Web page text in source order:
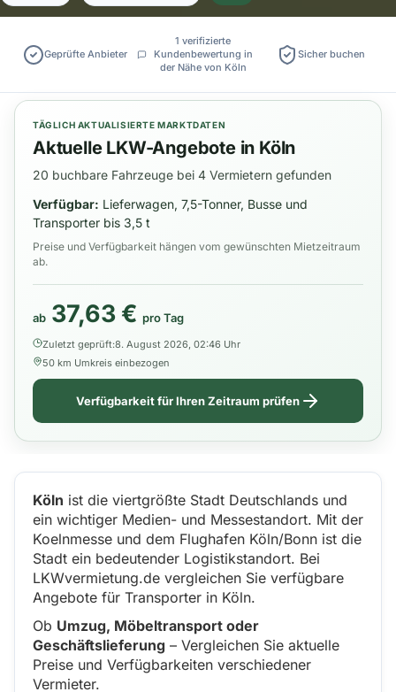
Geprüfte Anbieter
1 verifizierte
Kundenbewertung in
der Nähe von Köln
Sicher buchen
TÄGLICH AKTUALISIERTE MARKTDATEN
Aktuelle LKW-Angebote in Köln
20 buchbare Fahrzeuge bei 4 Vermietern gefunden
Verfügbar: Lieferwagen, 7,5-Tonner, Busse und
Transporter bis 3,5 t
Preise und Verfügbarkeit hängen vom gewünschten Mietzeitraum
ab.
ab 37,63 € pro Tag
Zuletzt geprüft:8. August 2026, 02:46 Uhr
50 km Umkreis einbezogen
Verfügbarkeit für Ihren Zeitraum prüfen
Köln ist die viertgrößte Stadt Deutschlands und
ein wichtiger Medien- und Messestandort. Mit der
Koelnmesse und dem Flughafen Köln/Bonn ist die
Stadt ein bedeutender Logistikstandort. Bei
LKWvermietung.de vergleichen Sie verfügbare
Angebote für Transporter in Köln.
Ob Umzug, Möbeltransport oder
Geschäftslieferung – Vergleichen Sie aktuelle
Preise und Verfügbarkeiten verschiedener
Vermieter.